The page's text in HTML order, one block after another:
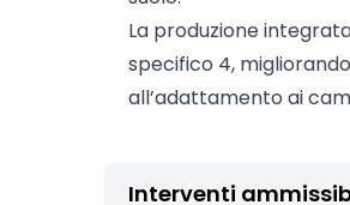
La produzione
specifico 4,
all’adattamento ai
Interventi